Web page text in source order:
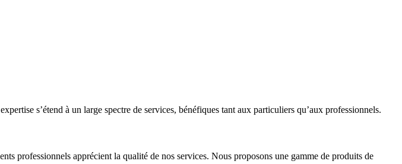
s’étend à un large spectre de services, bénéfiques tant aux particuliers qu’aux professionnels.
professionnels apprécient la qualité de nos services. Nous proposons une gamme de produits de